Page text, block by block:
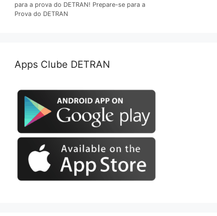
para a prova do DETRAN! Prepare-se para a
Prova do DETRAN
Apps Clube DETRAN